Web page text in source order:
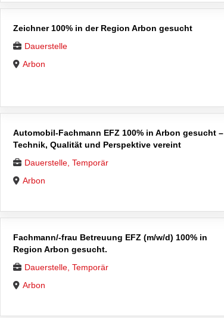
Zeichner 100% in der Region Arbon gesucht
Dauerstelle
Arbon
Automobil-Fachmann EFZ 100% in Arbon gesucht –
Technik, Qualität und Perspektive vereint
Dauerstelle, Temporär
Arbon
Fachmann/-frau Betreuung EFZ (m/w/d) 100% in
Region Arbon gesucht.
Dauerstelle, Temporär
Arbon